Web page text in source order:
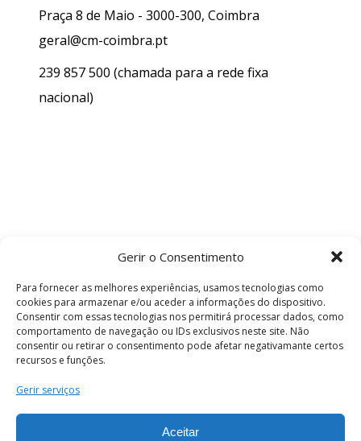
Gerir o Consentimento
Para fornecer as melhores experiências, usamos tecnologias como
cookies para armazenar e/ou aceder a informações do dispositivo.
Consentir com essas tecnologias nos permitirá processar dados, como
comportamento de navegação ou IDs exclusivos neste site. Não
consentir ou retirar o consentimento pode afetar negativamante certos
recursos e funções.
Gerir serviços
Aceitar
Praça 8 de Maio - 3000-300, Coimbra
geral@cm-coimbra.pt
239 857 500 (chamada para a rede fixa
nacional)
Termos e Condições